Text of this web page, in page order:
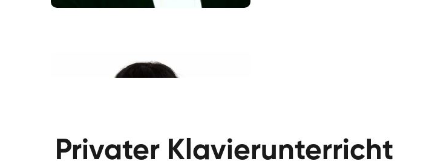
Klavier / Piano / Flügel
Klavier / Piano / Flügel
Privater Klavierunterricht